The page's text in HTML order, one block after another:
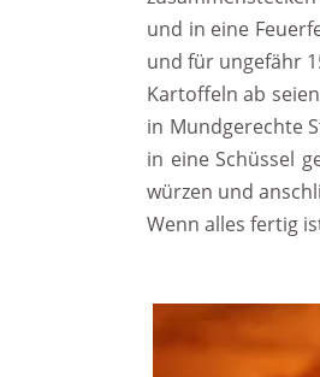
und in eine
und für ungefähr
Kartoffeln ab
in Mundgerechte
in eine Schüssel
würzen und
Wenn alles fertig